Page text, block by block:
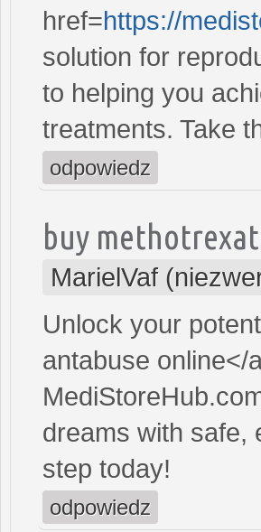
href=https://
solution for
to helping you
treatments. Take
odpowiedz
buy
MarielVaf
Unlock your
antabuse
dreams with safe,
step today!
odpowiedz